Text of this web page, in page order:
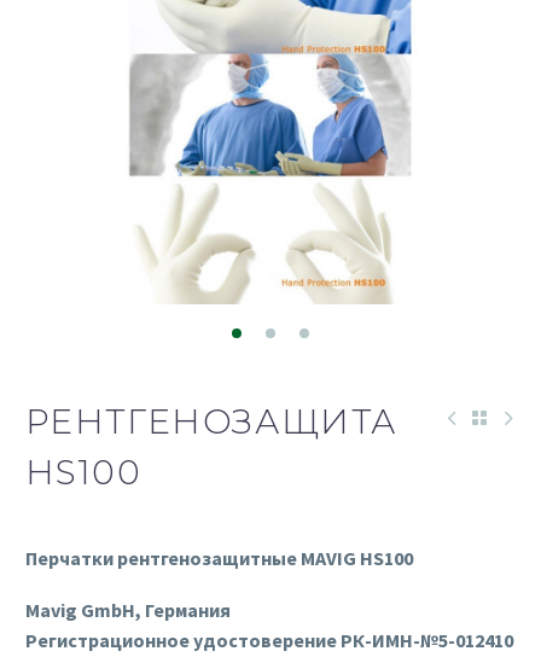
РЕНТГЕНОЗАЩИТА
HS100
Перчатки рентгенозащитные MAVIG HS100
Mavig GmbH, Германия
Регистрационное удостоверение РК-ИМН-№5-012410